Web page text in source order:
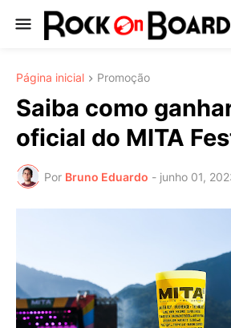
Página inicial Promoção
Saiba como
oficial do MITA
Por Bruno Eduardo - junho 01,